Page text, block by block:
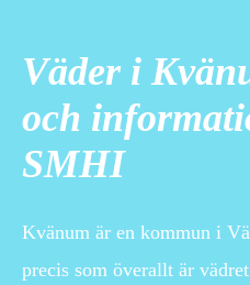
Väder i
och
SMHI
Kvänum är en kommun i
precis som överallt är